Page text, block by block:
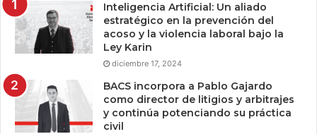
Inteligencia Artificial: Un aliado
estratégico en la prevención del
acoso y la violencia laboral bajo la
Ley Karin
diciembre 17, 2024
BACS incorpora a Pablo Gajardo
como director de litigios y arbitrajes
y continúa potenciando su práctica
civil